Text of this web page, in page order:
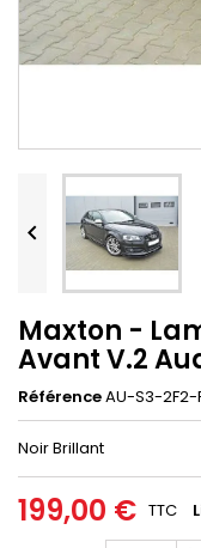

Maxton -
Avant V.2
RéférenceAU-S3-2F2-
Noir Brillant
199,00 € TTC